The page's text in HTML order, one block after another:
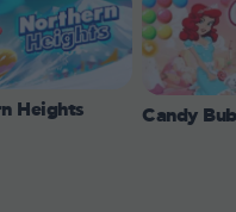
Heights Candy